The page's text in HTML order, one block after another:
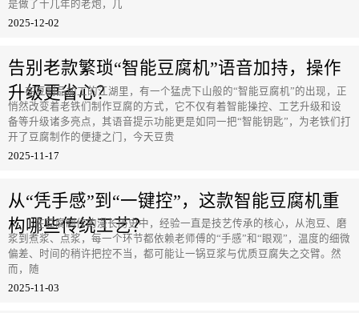
是做了十几年的老炮，几
2025-12-02
告别老款繁琐“智能豆腐机”语音加持，操作
升级更省心？
在豆制品加工的江湖里，有一个猛虎下山般的“智能豆腐机”的出现，正
悄然改变着老铁们制作豆腐的方式，它不仅有着智能操控、工艺升级和设
备等升级诸多亮点，其语音提示功能更是如同一把“智能钥匙”，为老铁们打
开了豆腐制作的便捷之门，今天豆贵
2025-11-17
从“凭手感”到“一键控”，这款智能豆腐机重
构哪些传统工艺？
在豆腐制作的漫长历史中，经验一直是技艺传承的核心，从泡豆、磨
浆到煮浆、点浆，每一个环节都依赖老师傅的“手感”和“眼观”，温度的细微
偏差、时间的稍许把控不当，都可能让一锅豆浆与优质豆腐失之交臂。然
而，随
2025-11-03